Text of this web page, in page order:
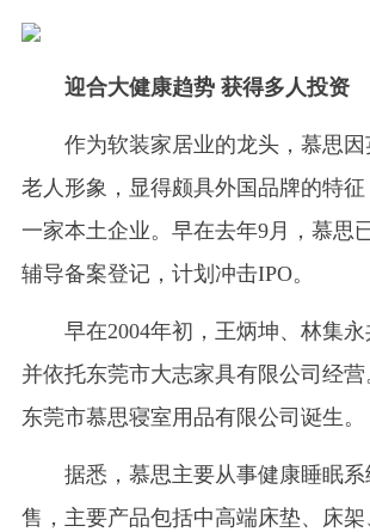
迎合大健康趋势 获得多人投资
作为软装家居业的龙头，慕思
老人形象，显得颇具外国品牌的特
一家本土企业。早在去年9月，慕思
辅导备案登记，计划冲击IPO。
早在2004年初，王炳坤、林集
并依托东莞市大志家具有限公司经
东莞市慕思寝室用品有限公司诞生。
据悉，慕思主要从事健康睡眠
售，主要产品包括中高端床垫、床